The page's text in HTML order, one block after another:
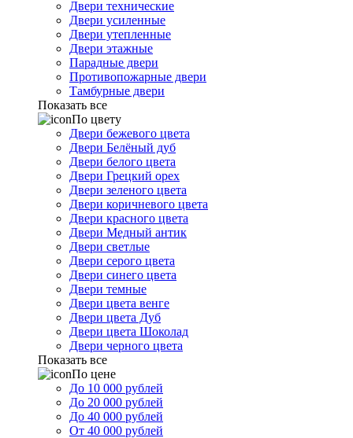
Двери технические
Двери усиленные
Двери утепленные
Двери этажные
Парадные двери
Противопожарные двери
Тамбурные двери
Показать все
По цвету
Двери бежевого цвета
Двери Белёный дуб
Двери белого цвета
Двери Грецкий орех
Двери зеленого цвета
Двери коричневого цвета
Двери красного цвета
Двери Медный антик
Двери светлые
Двери серого цвета
Двери синего цвета
Двери темные
Двери цвета венге
Двери цвета Дуб
Двери цвета Шоколад
Двери черного цвета
Показать все
По цене
До 10 000 рублей
До 20 000 рублей
До 40 000 рублей
От 40 000 рублей